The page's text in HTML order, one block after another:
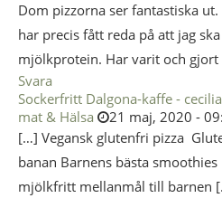
Dom pizzorna ser fantastiska ut.
har precis fått reda på att jag
mjölkprotein. Har varit och gjort
Svara
Sockerfritt Dalgona-kaffe -
mat & Hälsa
21 maj, 2020 -
[…] Vegansk glutenfri pizza
banan Barnens bästa
mjölkfritt mellanmål till barnen